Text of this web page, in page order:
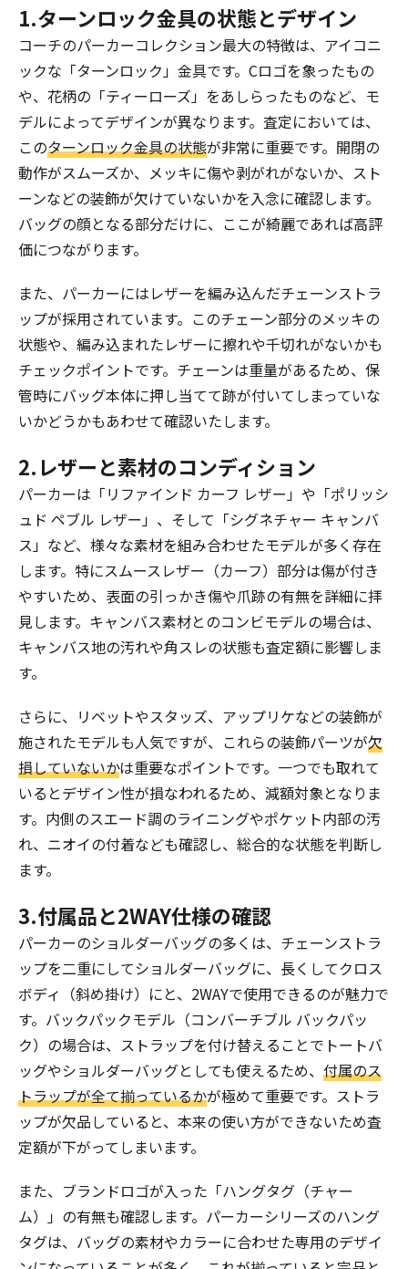
1.ターンロック金具の状態とデザイン
コーチのパーカーコレクション最大の特徴は、アイコニ
ックな「ターンロック」金具です。Cロゴを象ったもの
や、花柄の「ティーローズ」をあしらったものなど、モ
デルによってデザインが異なります。査定においては、
このターンロック金具の状態が非常に重要です。開閉の
動作がスムーズか、メッキに傷や剥がれがないか、スト
ーンなどの装飾が欠けていないかを入念に確認します。
バッグの顔となる部分だけに、ここが綺麗であれば高評
価につながります。
また、パーカーにはレザーを編み込んだチェーンストラ
ップが採用されています。このチェーン部分のメッキの
状態や、編み込まれたレザーに擦れや千切れがないかも
チェックポイントです。チェーンは重量があるため、保
管時にバッグ本体に押し当てて跡が付いてしまっていな
いかどうかもあわせて確認いたします。
2.レザーと素材のコンディション
パーカーは「リファインド カーフ レザー」や「ポリッシ
ュド ペブル レザー」、そして「シグネチャー キャンバ
ス」など、様々な素材を組み合わせたモデルが多く存在
します。特にスムースレザー（カーフ）部分は傷が付き
やすいため、表面の引っかき傷や爪跡の有無を詳細に拝
見します。キャンバス素材とのコンビモデルの場合は、
キャンバス地の汚れや角スレの状態も査定額に影響しま
す。
さらに、リベットやスタッズ、アップリケなどの装飾が
施されたモデルも人気ですが、これらの装飾パーツが欠
損していないかは重要なポイントです。一つでも取れて
いるとデザイン性が損なわれるため、減額対象となりま
す。内側のスエード調のライニングやポケット内部の汚
れ、ニオイの付着なども確認し、総合的な状態を判断し
ます。
3.付属品と2WAY仕様の確認
パーカーのショルダーバッグの多くは、チェーンストラ
ップを二重にしてショルダーバッグに、長くしてクロス
ボディ（斜め掛け）にと、2WAYで使用できるのが魅力で
す。バックパックモデル（コンバーチブル バックパッ
ク）の場合は、ストラップを付け替えることでトートバ
ッグやショルダーバッグとしても使えるため、 付属のス
トラップが全て揃っているかが極めて重要です。ストラ
ップが欠品していると、本来の使い方ができないため査
定額が下がってしまいます。
また、ブランドロゴが入った「ハングタグ（チャー
ム）」の有無も確認します。パーカーシリーズのハング
タグは、バッグの素材やカラーに合わせた専用のデザイ